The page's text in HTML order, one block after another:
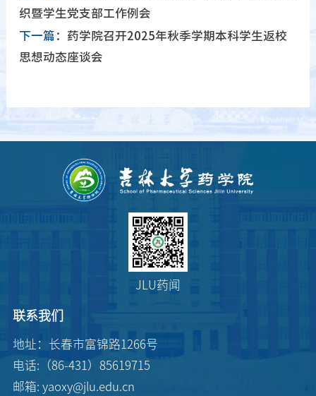
织暨学生党支部工作例会
下一篇： 药学院召开2025年秋季学期本科学生返校
思想动态座谈会
JLU药闻
联系我们
地址：长春市富锦路1266号
电话:（86-431）85619715
邮箱: yaoxy@jlu.edu.cn